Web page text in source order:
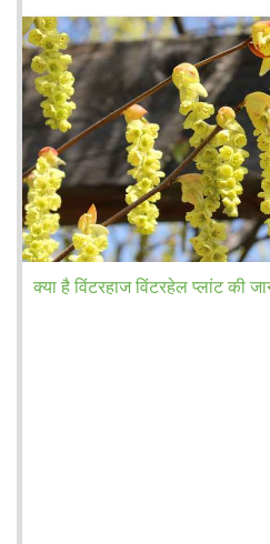
क्या है विंटरहाज विंटरहेल प्लांट की